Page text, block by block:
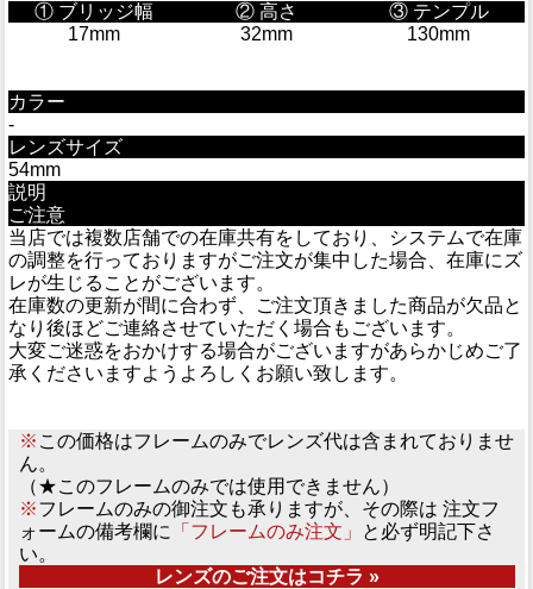
① ブリッジ幅 ② 高さ
③ テンプル
17mm
32mm 130mm
カラー
-
レンズサイズ
54mm
説明
ご注意
当店では複数店舗での在庫共有をしており、システムで在庫
の調整を行っておりますがご注文が集中した場合、在庫にズ
レが生じることがございます。
在庫数の更新が間に合わず、ご注文頂きました商品が欠品と
なり後ほどご連絡させていただく場合もございます。
大変ご迷惑をおかけする場合がございますがあらかじめご了
承くださいますようよろしくお願い致します。
※ この価格はフレームのみでレンズ代は含まれておりませ
ん。
（★このフレームのみでは使用できません）
※フレームのみの御注文も承りますが、その際は 注文フ
ォームの備考欄に
「フレームのみ注文」
と必ず明記下さ
い。
レンズのご注文はコチラ »